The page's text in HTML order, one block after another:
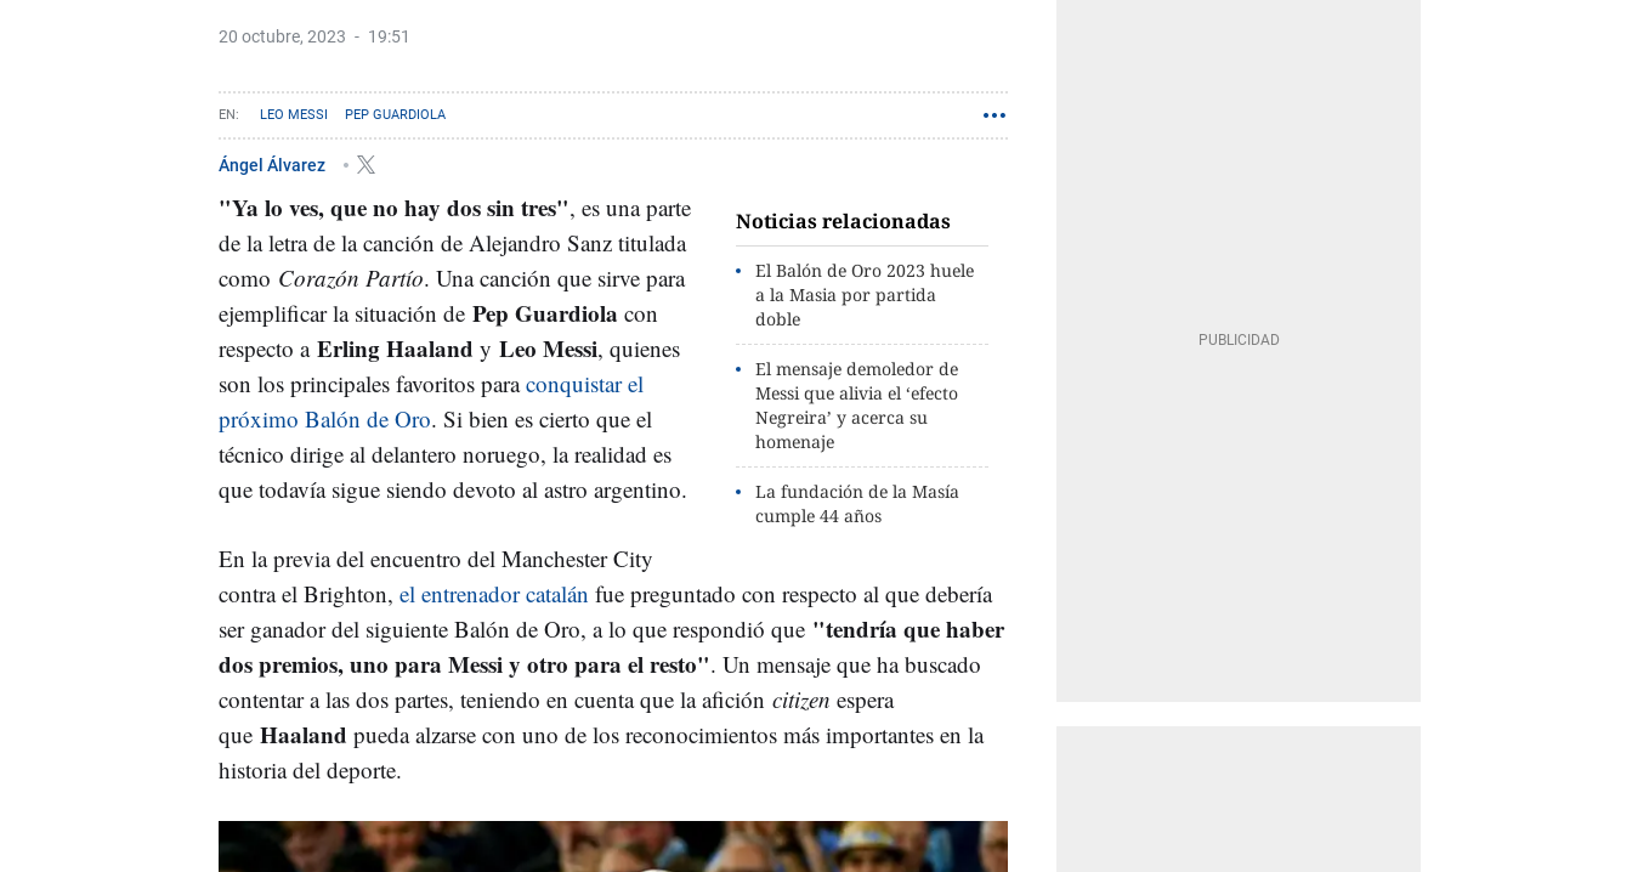
20 octubre, 2023 19:51
LEO MESSI PEP GUARDIOLA
Ángel Álvarez
Noticias relacionadas
El Balón de Oro 2023 huele
a la Masia por partida
doble
El mensaje demoledor de
Messi que alivia el ‘efecto
Negreira’ y acerca su
homenaje
La fundación de la Masía
cumple 44 años
"Ya lo ves, que no hay dos sin tres", es una parte
de la letra de la canción de Alejandro Sanz titulada
como Corazón Partío. Una canción que sirve para
ejemplificar la situación de Pep Guardiola con
respecto a Erling Haaland y Leo Messi, quienes
son los principales favoritos paraconquistar el
próximo Balón de Oro. Si bien es cierto que el
técnico dirige al delantero noruego, la realidad es
que todavía sigue siendo devoto al astro argentino.
En la previa del encuentro del Manchester City
contra el Brighton, el entrenador catalán fue preguntado con respecto al que debería
ser ganador del siguiente Balón de Oro, a lo que respondió que "tendría que haber
dos premios, uno para Messi y otro para el resto". Un mensaje que ha buscado
contentar a las dos partes, teniendo en cuenta que la afición citizen espera
que Haaland pueda alzarse con uno de los reconocimientos más importantes en la
historia del deporte.